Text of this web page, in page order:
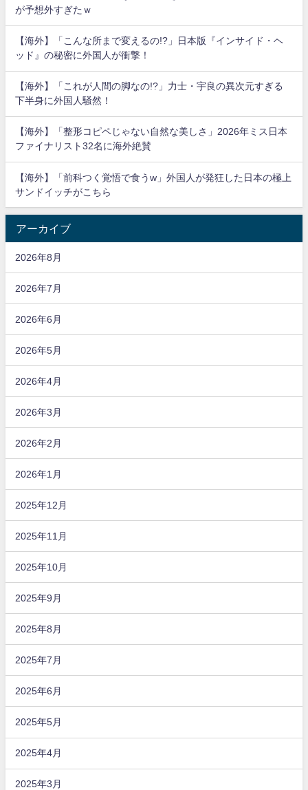
が予想外すぎたｗ
【海外】「こんな所まで変えるの!?」日本版『インサイド・ヘ
ッド』の秘密に外国人が衝撃！
【海外】「これが人間の脚なの!?」力士・宇良の異次元すぎる
下半身に外国人騒然！
【海外】「整形コピペじゃない自然な美しさ」2026年ミス日本
ファイナリスト32名に海外絶賛
【海外】「前科つく覚悟で食うw」外国人が発狂した日本の極上
サンドイッチがこちら
アーカイブ
2026年8月
2026年7月
2026年6月
2026年5月
2026年4月
2026年3月
2026年2月
2026年1月
2025年12月
2025年11月
2025年10月
2025年9月
2025年8月
2025年7月
2025年6月
2025年5月
2025年4月
2025年3月